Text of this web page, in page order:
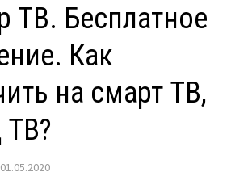
ТВ. Бесплатное
Как
на смарт ТВ,
01.05.2020